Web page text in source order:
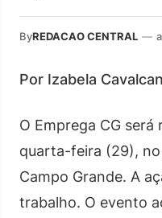
ByREDACAO CENTRAL —
Por Izabela
O Emprega CG
quarta-feira (29),
Campo Grande. A
trabalho. O evento